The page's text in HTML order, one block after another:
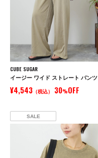
CUBE SUGAR
イージー ワイド ストレート パンツ
¥4,543 （税込） 30%OFF
SALE